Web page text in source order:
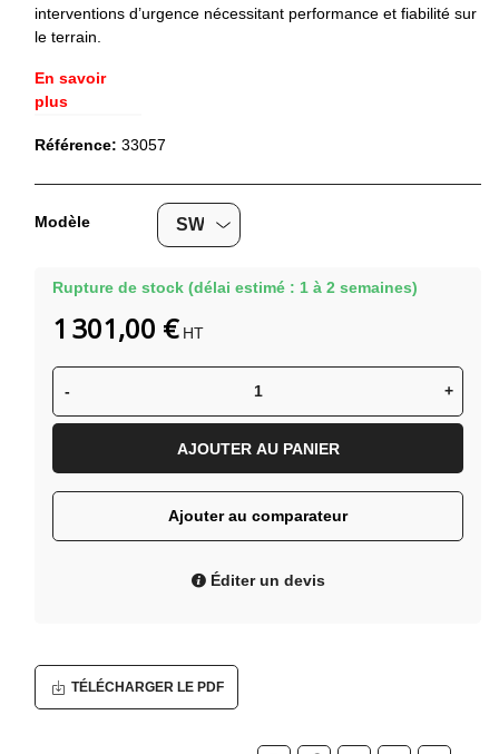
interventions d’urgence nécessitant performance et fiabilité sur
le terrain.
En savoir
plus
Référence: 33057
Modèle
Rupture de stock (délai estimé : 1 à 2 semaines)
- +
AJOUTER AU PANIER
Ajouter au comparateur
Éditer un devis
1 301,00 € HT
TÉLÉCHARGER LE PDF